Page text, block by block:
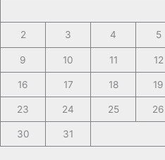
2 3 4 5
9 10 11 12
16 17 18 19
23 24 25 26
30 31